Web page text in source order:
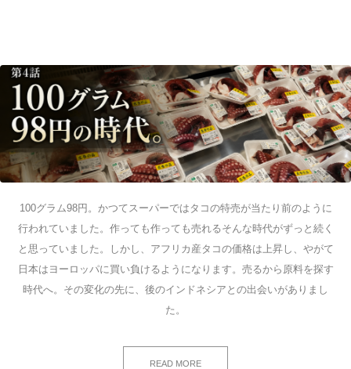
100グラム98円。かつてスーパーではタコの特売が当たり前のように
行われていました。作っても作っても売れるそんな時代がずっと続く
と思っていました。しかし、アフリカ産タコの価格は上昇し、やがて
日本はヨーロッパに買い負けるようになります。売るから原料を探す
時代へ。その変化の先に、後のインドネシアとの出会いがありまし
た。
READ MORE